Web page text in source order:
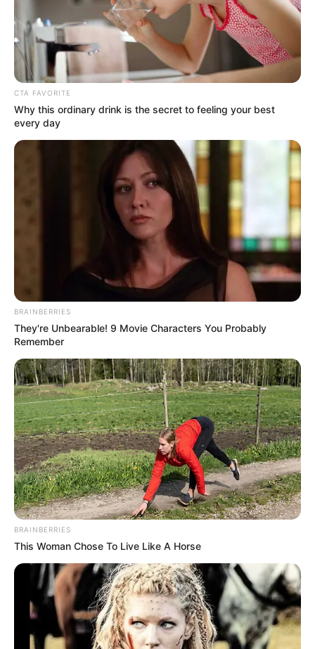
ΣΠΑΜΕ ΤΟ ΜΑΤΡΙΞ – ΤΟ ΒΙΒΛΙΟ
CTA FAVORITE
Why this ordinary drink is the secret to feeling your best
every day
BRAINBERRIES
They're Unbearable! 9 Movie Characters You Probably
Remember
BRAINBERRIES
This Woman Chose To Live Like A Horse